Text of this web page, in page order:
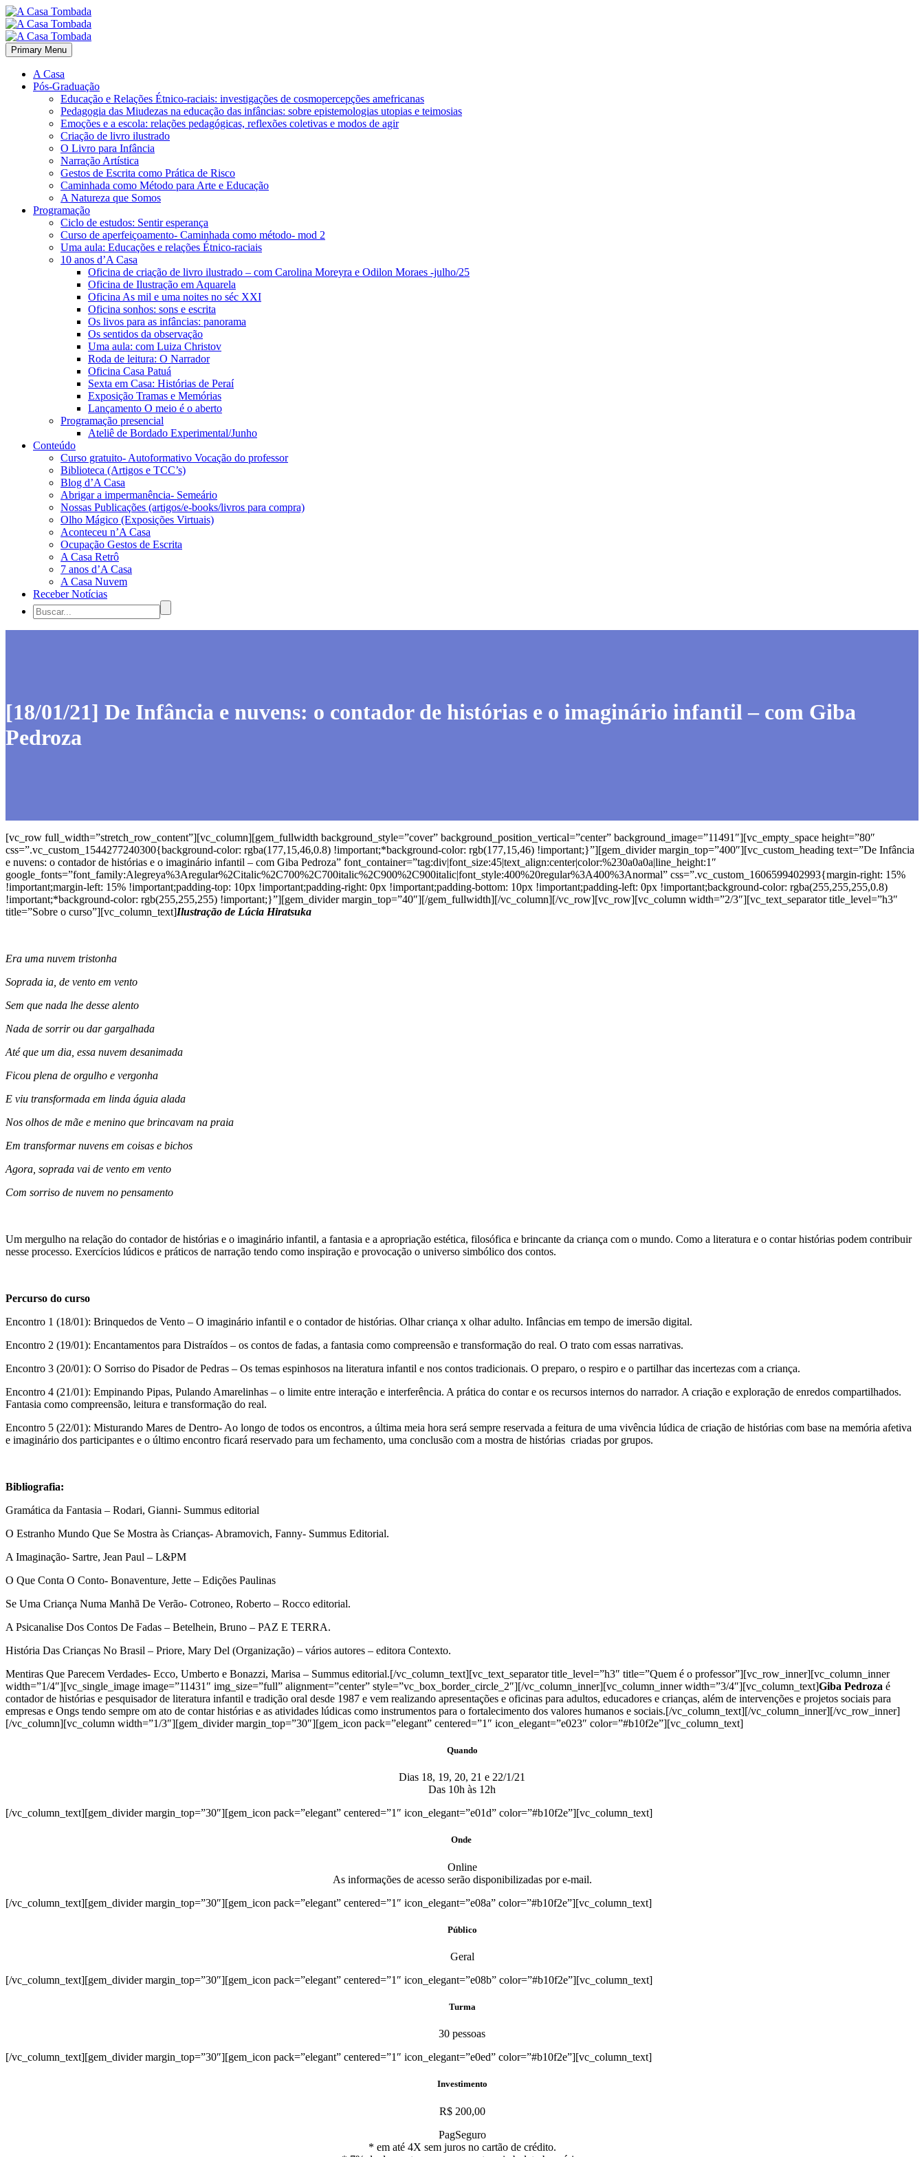
Primary Menu
A Casa
Pós-Graduação
Educação e Relações Étnico-raciais: investigações de cosmopercepções amefricanas
Pedagogia das Miudezas na educação das infâncias: sobre epistemologias utopias e teimosias
Emoções e a escola: relações pedagógicas, reflexões coletivas e modos de agir
Criação de livro ilustrado
O Livro para Infância
Narração Artística
Gestos de Escrita como Prática de Risco
Caminhada como Método para Arte e Educação
A Natureza que Somos
Programação
Ciclo de estudos: Sentir esperança
Curso de aperfeiçoamento- Caminhada como método- mod 2
Uma aula: Educações e relações Étnico-raciais
10 anos d’A Casa
Oficina de criação de livro ilustrado – com Carolina Moreyra e Odilon Moraes -julho/25
Oficina de Ilustração em Aquarela
Oficina As mil e uma noites no séc XXI
Oficina sonhos: sons e escrita
Os livos para as infâncias: panorama
Os sentidos da observação
Uma aula: com Luiza Christov
Roda de leitura: O Narrador
Oficina Casa Patuá
Sexta em Casa: Histórias de Peraí
Exposição Tramas e Memórias
Lançamento O meio é o aberto
Programação presencial
Ateliê de Bordado Experimental/Junho
Conteúdo
Curso gratuito- Autoformativo Vocação do professor
Biblioteca (Artigos e TCC’s)
Blog d’A Casa
Abrigar a impermanência- Semeário
Nossas Publicações (artigos/e-books/livros para compra)
Olho Mágico (Exposições Virtuais)
Aconteceu n’A Casa
Ocupação Gestos de Escrita
A Casa Retrô
7 anos d’A Casa
A Casa Nuvem
Receber Notícias
[18/01/21] De Infância e nuvens: o contador de histórias e o imaginário infantil – com Giba
Pedroza
[vc_row full_width=”stretch_row_content”][vc_column][gem_fullwidth background_style=”cover” background_position_vertical=”center” background_image=”11491″][vc_empty_space height=”80″
css=”.vc_custom_1544277240300{background-color: rgba(177,15,46,0.8) !important;*background-color: rgb(177,15,46) !important;}”][gem_divider margin_top=”400″][vc_custom_heading text=”De Infância
e nuvens: o contador de histórias e o imaginário infantil – com Giba Pedroza” font_container=”tag:div|font_size:45|text_align:center|color:%230a0a0a|line_height:1″
google_fonts=”font_family:Alegreya%3Aregular%2Citalic%2C700%2C700italic%2C900%2C900italic|font_style:400%20regular%3A400%3Anormal” css=”.vc_custom_1606599402993{margin-right: 15%
!important;margin-left: 15% !important;padding-top: 10px !important;padding-right: 0px !important;padding-bottom: 10px !important;padding-left: 0px !important;background-color: rgba(255,255,255,0.8)
!important;*background-color: rgb(255,255,255) !important;}”][gem_divider margin_top=”40″][/gem_fullwidth][/vc_column][/vc_row][vc_row][vc_column width=”2/3″][vc_text_separator title_level=”h3″
title=”Sobre o curso”][vc_column_text]Ilustração de Lúcia Hiratsuka
Era uma nuvem tristonha
Soprada ia, de vento em vento
Sem que nada lhe desse alento
Nada de sorrir ou dar gargalhada
Atéque um dia, essa nuvem desanimada
Ficou plena de orgulho e vergonha
E viu transformada em linda águia alada
Nos olhos de mãe e menino que brincavam na praia
Em transformar nuvens em coisas e bichos
Agora, soprada vai de vento em vento
Com sorriso de nuvem no pensamento
Um mergulho na relação do contador de histórias e o imaginário infantil, a fantasia e a apropriação estética, filosófica e brincante da criança com o mundo. Como a literatura e o contar histórias podem contribuir
nesse processo. Exercícios lúdicos e práticos de narração tendo como inspiração e provocação o universo simbólico dos contos.
Percurso do curso
Encontro 1 (18/01): Brinquedos de Vento – O imaginário infantil e o contador de histórias. Olhar criança x olhar adulto. Infâncias em tempo de imersão digital.
Encontro 2 (19/01): Encantamentos para Distraídos – os contos de fadas, a fantasia como compreensão e transformação do real. O trato com essas narrativas.
Encontro 3 (20/01): O Sorriso do Pisador de Pedras – Os temas espinhosos na literatura infantil e nos contos tradicionais. O preparo, o respiro e o partilhar das incertezas com a criança.
Encontro 4 (21/01): Empinando Pipas, Pulando Amarelinhas – o limite entre interação e interferência. A prática do contar e os recursos internos do narrador. A criação e exploração de enredos compartilhados.
Fantasia como compreensão, leitura e transformação do real.
Encontro 5 (22/01): Misturando Mares de Dentro- Ao longo de todos os encontros, a última meia hora será sempre reservada a feitura de uma vivência lúdica de criação de histórias com base na memória afetiva
e imaginário dos participantes e o último encontro ficará reservado para um fechamento, uma conclusão com a mostra de histórias criadas por grupos.
Bibliografia:
Gramática da Fantasia – Rodari, Gianni- Summus editorial
O Estranho Mundo Que Se Mostra às Crianças- Abramovich, Fanny- Summus Editorial.
A Imaginação- Sartre, Jean Paul – L&PM
O Que Conta O Conto- Bonaventure, Jette – Edições Paulinas
Se Uma Criança Numa Manhã De Verão- Cotroneo, Roberto – Rocco editorial.
A Psicanalise Dos Contos De Fadas – Betelhein, Bruno – PAZ E TERRA.
História Das Crianças No Brasil – Priore, Mary Del (Organização) – vários autores – editora Contexto.
Mentiras Que Parecem Verdades- Ecco, Umberto e Bonazzi, Marisa – Summus editorial.[/vc_column_text][vc_text_separator title_level=”h3″ title=”Quem é o professor”][vc_row_inner][vc_column_inner
width=”1/4″][vc_single_image image=”11431″ img_size=”full” alignment=”center” style=”vc_box_border_circle_2″][/vc_column_inner][vc_column_inner width=”3/4″][vc_column_text]Giba Pedroza é
contador de histórias e pesquisador de literatura infantil e tradição oral desde 1987 e vem realizando apresentações e oficinas para adultos, educadores e crianças, além de intervenções e projetos sociais para
empresas e Ongs tendo sempre om ato de contar histórias e as atividades lúdicas como instrumentos para o fortalecimento dos valores humanos e sociais.[/vc_column_text][/vc_column_inner][/vc_row_inner]
[/vc_column][vc_column width=”1/3″][gem_divider margin_top=”30″][gem_icon pack=”elegant” centered=”1″ icon_elegant=”e023″ color=”#b10f2e”][vc_column_text]
Quando
Dias 18, 19, 20, 21 e 22/1/21
Das 10h às 12h
[/vc_column_text][gem_divider margin_top=”30″][gem_icon pack=”elegant” centered=”1″ icon_elegant=”e01d” color=”#b10f2e”][vc_column_text]
Onde
Online
As informações de acesso serão disponibilizadas por e-mail.
[/vc_column_text][gem_divider margin_top=”30″][gem_icon pack=”elegant” centered=”1″ icon_elegant=”e08a” color=”#b10f2e”][vc_column_text]
Público
Geral
[/vc_column_text][gem_divider margin_top=”30″][gem_icon pack=”elegant” centered=”1″ icon_elegant=”e08b” color=”#b10f2e”][vc_column_text]
Turma
30 pessoas
[/vc_column_text][gem_divider margin_top=”30″][gem_icon pack=”elegant” centered=”1″ icon_elegant=”e0ed” color=”#b10f2e”][vc_column_text]
Investimento
R$ 200,00
PagSeguro
* em até 4X sem juros no cartãode crédito.